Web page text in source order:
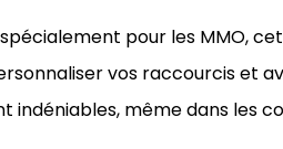
pour les MMO,
vos raccourcis et
indéniables, même dans les